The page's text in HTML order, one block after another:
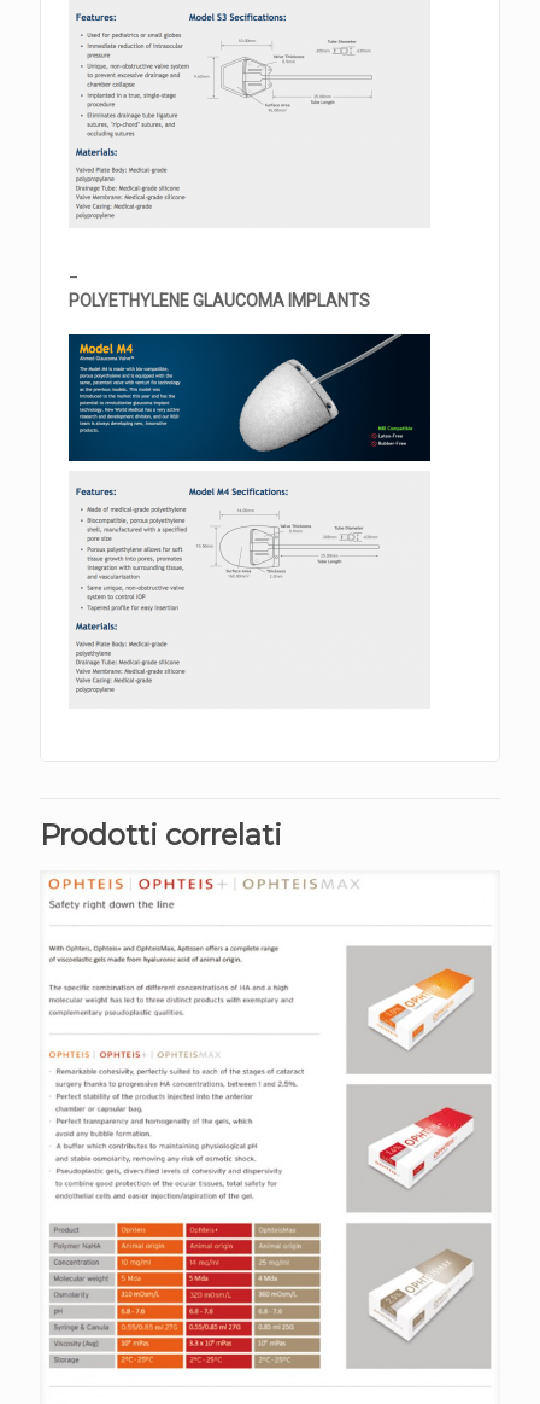
POLYETHYLENE GLAUCOMA IMPLANTS
Prodotti correlati